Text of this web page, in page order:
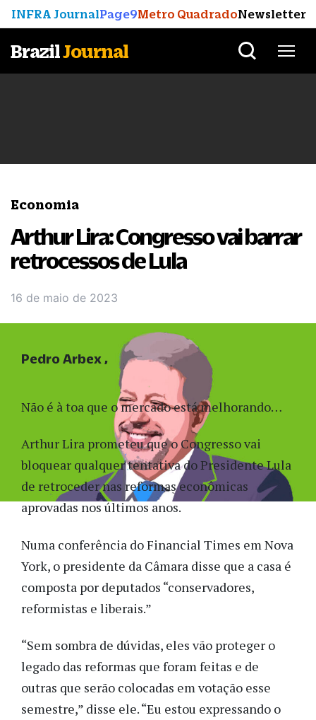
INFRA JournalPage9Metro QuadradoNewsletter
BrazilJournal
Economia
Arthur Lira: Congresso vai barrar
retrocessos de Lula
16 de maio de 2023
Não é à toa que o mercado está melhorando…
Arthur Lira prometeu que o Congresso vai
bloquear qualquer tentativa do Presidente Lula
de retroceder nas reformas econômicas
aprovadas nos últimos anos.
Numa conferência do Financial Times em Nova
York, o presidente da Câmara disse que a casa é
composta por deputados “conservadores,
reformistas e liberais.”
“Sem sombra de dúvidas, eles vão proteger o
legado das reformas que foram feitas e de
outras que serão colocadas em votação esse
semestre,” disse ele. “Eu estou expressando o
Pedro Arbex